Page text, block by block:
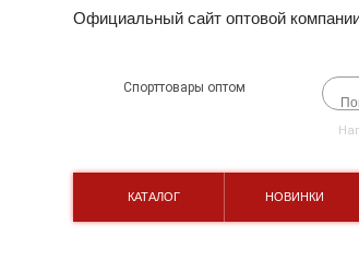
Официальный сайт оптовой
Спорттовары оптом
КАТАЛОГ НОВИНКИ